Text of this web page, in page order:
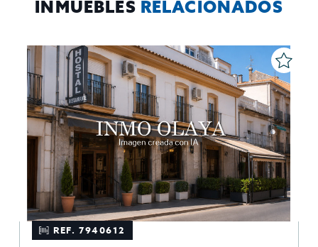
INMUEBLES RELACIONADOS
REF. 7940612